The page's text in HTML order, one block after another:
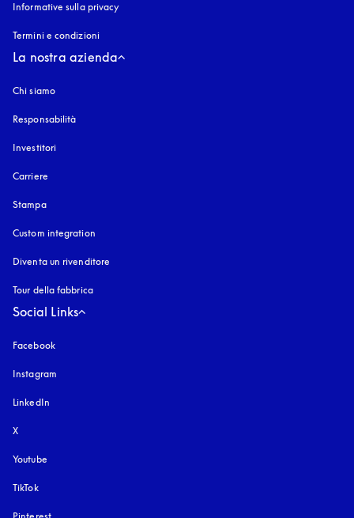
Informative sulla privacy
Termini e condizioni
La nostra azienda
Chi siamo
Responsabilità
Investitori
Carriere
Stampa
Custom integration
Diventa un rivenditore
Tour della fabbrica
Social Links
Facebook
Instagram
LinkedIn
X
Youtube
TikTok